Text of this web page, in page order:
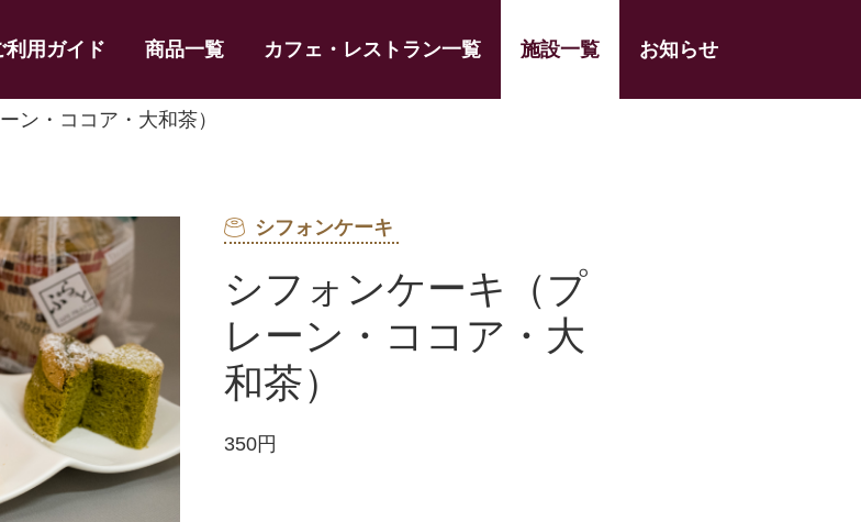
利用ガイド 商品一覧 カフェ・レストラン一覧 施設一覧 お知らせ
ン・ココア・大和茶）
シフォンケーキ
シフォンケーキ（プ
レーン・ココア・大
和茶）
350円